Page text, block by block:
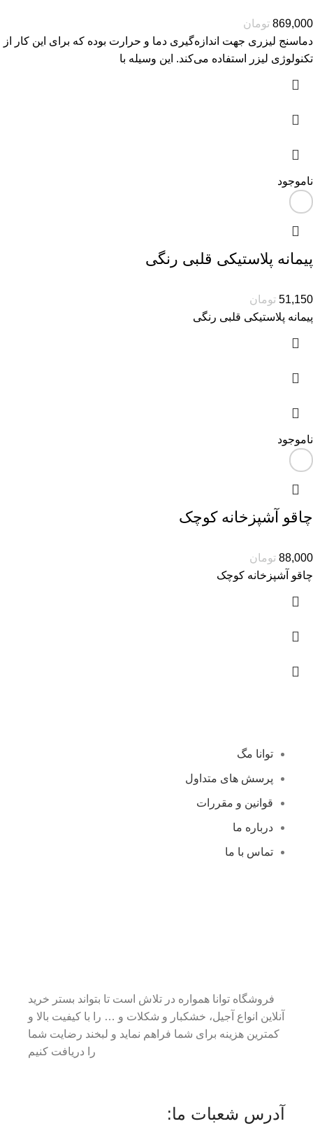
869,000 تومان
دماسنج لیزری جهت اندازه‌گیری دما و حرارت بوده که برای این کار از
تکنولوژی لیزر استفاده می‌کند. این وسیله با
ناموجود
پیمانه پلاستیکی قلبی رنگی
51,150 تومان
پیمانه پلاستیکی قلبی رنگی
ناموجود
چاقو آشپزخانه کوچک
88,000 تومان
چاقو آشپزخانه کوچک
توانا مگ
پرسش های متداول
قوانین و مقررات
درباره ما
تماس با ما
فروشگاه توانا همواره در تلاش است تا بتواند بستر خرید
آنلاین انواع آجیل، خشکبار و شکلات و … را با کیفیت بالا و
کمترین هزینه برای شما فراهم نماید و لبخند رضایت شما
را دریافت کنیم
آدرس شعبات ما: